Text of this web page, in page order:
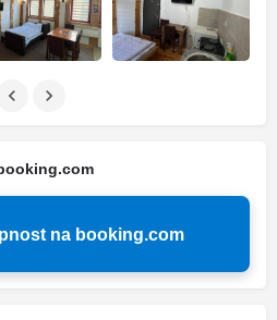
na booking.com